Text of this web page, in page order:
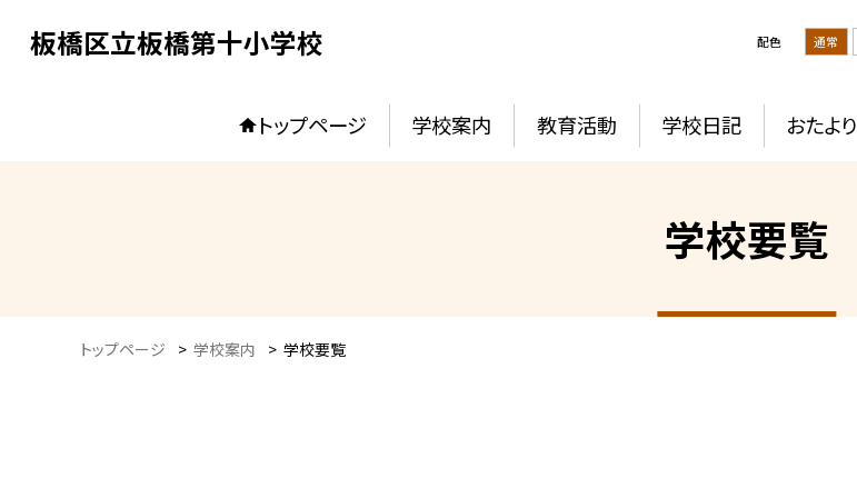
板橋区立板橋第十小学校 配色 通常
トップページ 学校案内 教育活動 学校日記 おたより
学校要覧
トップページ > 学校案内 > 学校要覧